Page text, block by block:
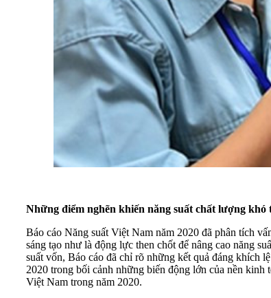
Những điểm nghẽn khiến năng suất chất lượng khó
Báo cáo Năng suất Việt Nam năm 2020 đã phân tích
sáng tạo như là động lực then chốt để nâng cao năng
suất vốn, Báo cáo đã chỉ rõ những kết quả đáng khích
2020 trong bối cảnh những biến động lớn của nền
Việt Nam trong năm 2020.